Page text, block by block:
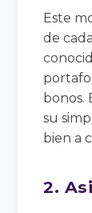
Este
de
bonos.
su
bien a
2.